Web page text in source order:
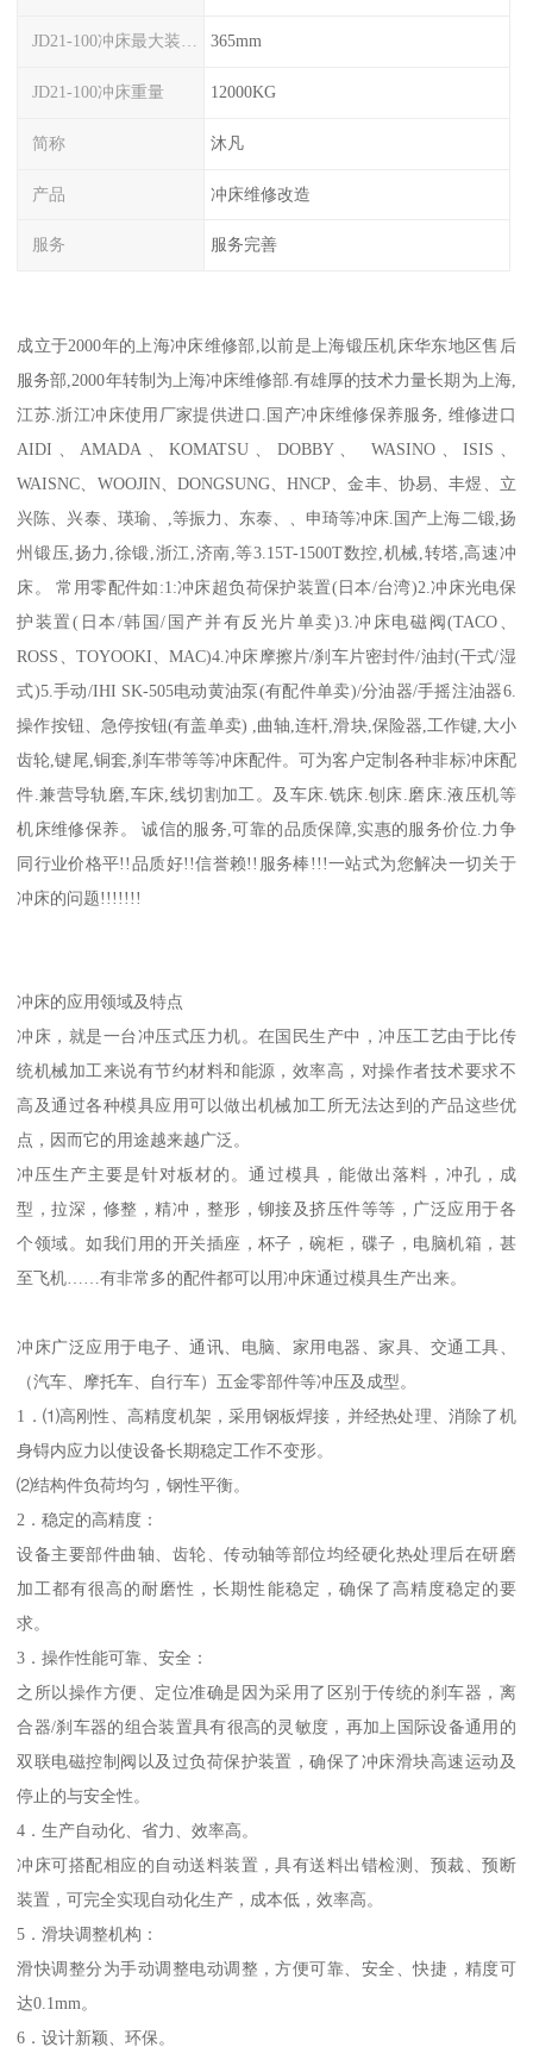
365mm
JD21-100冲床重量 12000KG
简称 沐凡
产品 冲床维修改造
服务 服务完善
成立于2000年的上海冲床维修部,以前是上海锻压机床华东地区售后
服务部,2000年转制为上海冲床维修部.有雄厚的技术力量长期为上海,
江苏.浙江冲床使用厂家提供进口.国产冲床维修保养服务, 维修进口
AIDI、AMADA、KOMATSU、DOBBY、 WASINO、ISIS、
WAISNC、WOOJIN、DONGSUNG、HNCP、金丰、协易、丰煜、立
兴陈、兴泰、瑛瑜、,等振力、东泰、、申琦等冲床.国产上海二锻,扬
州锻压,扬力,徐锻,浙江,济南,等3.15T-1500T数控,机械,转塔,高速冲
床。 常用零配件如:1:冲床超负荷保护装置(日本/台湾)2.冲床光电保
护装置(日本/韩国/国产并有反光片单卖)3.冲床电磁阀(TACO、
ROSS、TOYOOKI、MAC)4.冲床摩擦片/刹车片密封件/油封(干式/湿
式)5.手动/IHI SK-505电动黄油泵(有配件单卖)/分油器/手摇注油器6.
操作按钮、急停按钮(有盖单卖) ,曲轴,连杆,滑块,保险器,工作键,大小
齿轮,键尾,铜套,刹车带等等冲床配件。可为客户定制各种非标冲床配
件.兼营导轨磨,车床,线切割加工。及车床.铣床.刨床.磨床.液压机等
机床维修保养。 诚信的服务,可靠的品质保障,实惠的服务价位.力争
同行业价格平!!品质好!!信誉赖!!服务棒!!!一站式为您解决一切关于
冲床的问题!!!!!!!
冲床的应用领域及特点
冲床，就是一台冲压式压力机。在国民生产中，冲压工艺由于比传
统机械加工来说有节约材料和能源，效率高，对操作者技术要求不
高及通过各种模具应用可以做出机械加工所无法达到的产品这些优
点，因而它的用途越来越广泛。
冲压生产主要是针对板材的。通过模具，能做出落料，冲孔，成
型，拉深，修整，精冲，整形，铆接及挤压件等等，广泛应用于各
个领域。如我们用的开关插座，杯子，碗柜，碟子，电脑机箱，甚
至飞机……有非常多的配件都可以用冲床通过模具生产出来。
冲床广泛应用于电子、通讯、电脑、家用电器、家具、交通工具、
（汽车、摩托车、自行车）五金零部件等冲压及成型。
1．⑴高刚性、高精度机架，采用钢板焊接，并经热处理、消除了机
身锝内应力以使设备长期稳定工作不变形。
⑵结构件负荷均匀，钢性平衡。
2．稳定的高精度：
设备主要部件曲轴、齿轮、传动轴等部位均经硬化热处理后在研磨
加工都有很高的耐磨性，长期性能稳定，确保了高精度稳定的要
求。
3．操作性能可靠、安全：
之所以操作方便、定位准确是因为采用了区别于传统的刹车器，离
合器/刹车器的组合装置具有很高的灵敏度，再加上国际设备通用的
双联电磁控制阀以及过负荷保护装置，确保了冲床滑块高速运动及
停止的与安全性。
4．生产自动化、省力、效率高。
冲床可搭配相应的自动送料装置，具有送料出错检测、预裁、预断
装置，可完全实现自动化生产，成本低，效率高。
5．滑块调整机构：
滑快调整分为手动调整电动调整，方便可靠、安全、快捷，精度可
达0.1mm。
6．设计新颖、环保。